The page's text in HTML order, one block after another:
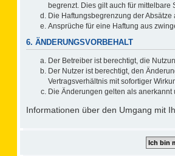
begrenzt. Dies gilt auch für
Die Haftungsbegrenzung der
Ansprüche für eine Haftung aus
6. ÄNDERUNGSVORBEHALT
Der Betreiber ist berechtigt, die
Der Nutzer ist berechtigt, den
Vertragsverhältnis mit sofortiger
Die Änderungen gelten als
Informationen über den Umgang mit